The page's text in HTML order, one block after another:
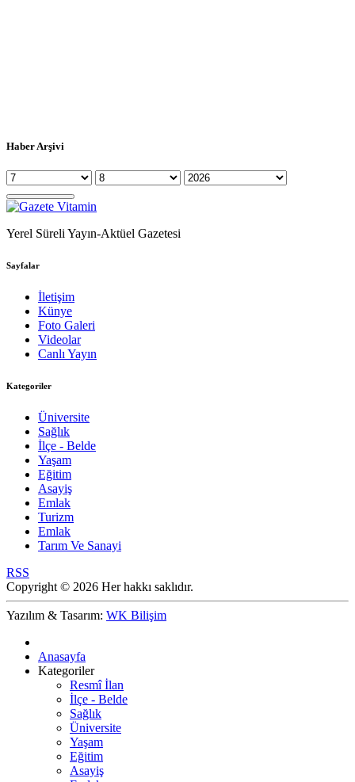
Haber Arşivi
Yerel Süreli Yayın-Aktüel Gazetesi
Sayfalar
İletişim
Künye
Foto Galeri
Videolar
Canlı Yayın
Kategoriler
Üniversite
Sağlık
İlçe - Belde
Yaşam
Eğitim
Asayiş
Emlak
Turizm
Emlak
Tarım Ve Sanayi
RSS
Copyright © 2026 Her hakkı saklıdır.
Yazılım & Tasarım: WK Bilişim
Anasayfa
Kategoriler
Resmî İlan
İlçe - Belde
Sağlık
Üniversite
Yaşam
Eğitim
Asayiş